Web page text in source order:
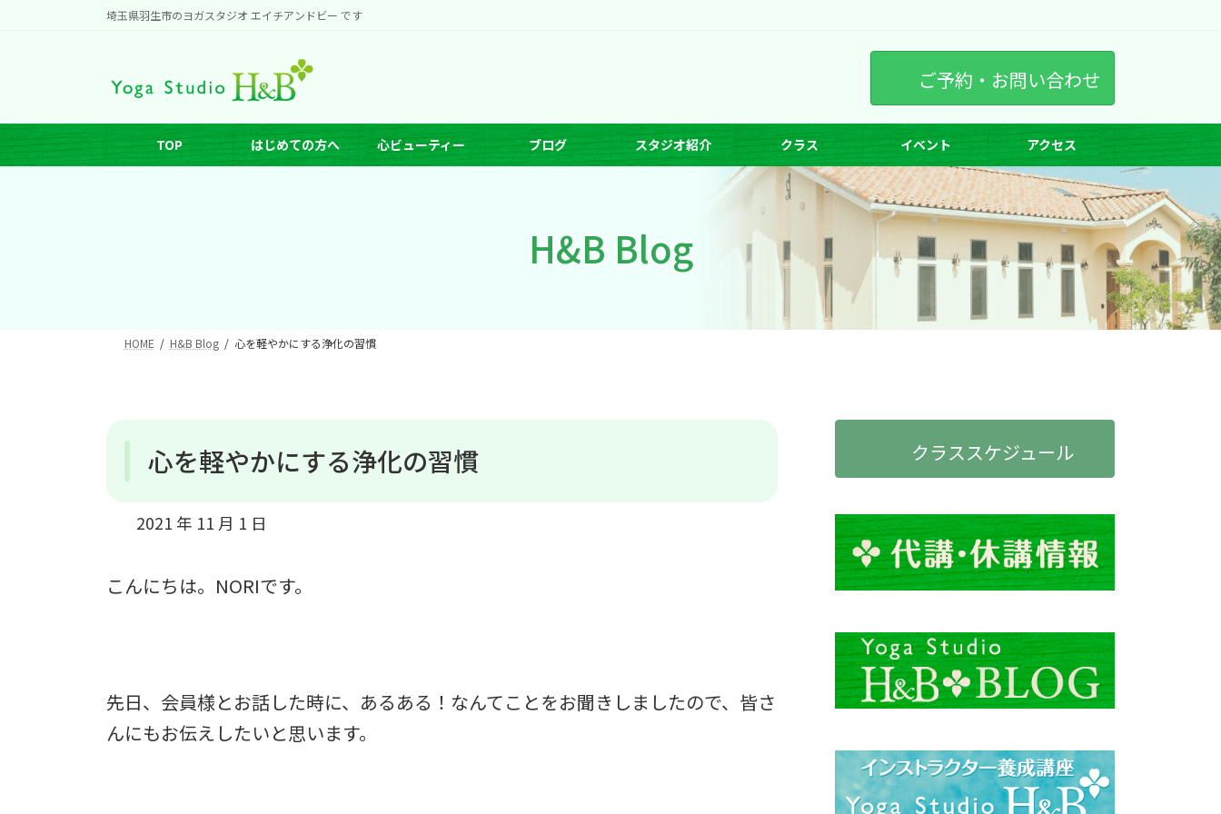
ツ
へ
ス
シ
ョ
ン
埼玉県羽生市のヨガスタジオ エイチアンドビー です
ご予約・お問い合わせ
TOP はじめての方へ 心ビューティー ブログ スタジオ紹介 クラス イベント アクセス
H&B Blog
HOME H&B Blog 心を軽やかにする浄化の習慣
心を軽やかにする浄化の習慣
2021 年 11 月 1 日
こんにちは。NORIです。
先日、会員様とお話した時に、あるある！なんてことをお聞きしましたので、皆さ
んにもお伝えしたいと思います。
クラススケジュール